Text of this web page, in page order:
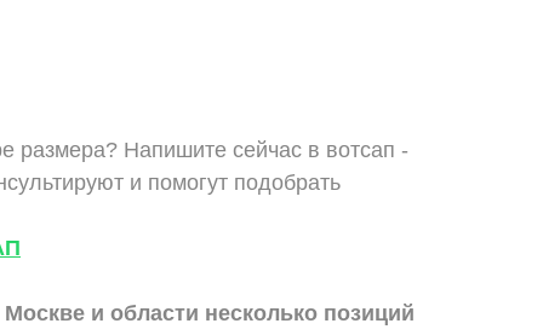
размера? Напишите сейчас в вотсап -
и помогут подобрать
и области несколько позиций